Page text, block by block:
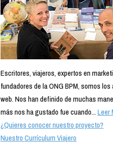
Escritores, viajeros, expertos en
fundadores de la ONG BPM, somos
web. Nos han definido de muchas
más nos ha gustado fue cuando...Leer
¿Quieres conocer nuestro proyecto?
Nuestro Currículum Viajero